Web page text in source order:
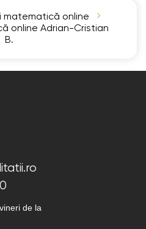
matematică online
online Adrian-Cristian
B.
de la